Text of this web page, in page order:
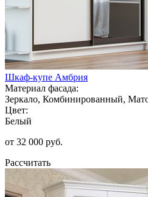
Шкаф-купе Амбрия
Материал фасада:
Зеркало, Комбинированный,
Цвет:
Белый
от 32 000 руб.
Рассчитать